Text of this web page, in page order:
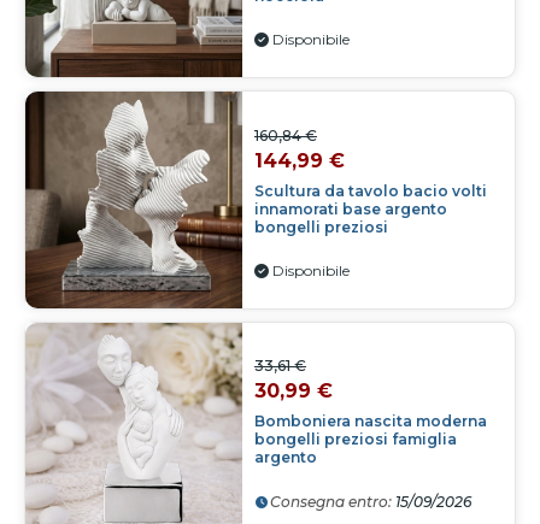
Disponibile
Scultura da tavolo bacio volti
innamorati base argento
bongelli preziosi
160,84 €
144,99 €
Disponibile
Bomboniera nascita moderna
bongelli preziosi famiglia
argento
33,61 €
30,99 €
Consegna entro: 15/09/2026